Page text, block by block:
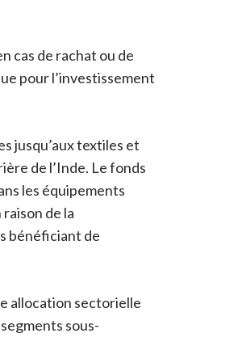
cas de rachat ou de
pour l’investissement
jusqu’aux textiles et
de l’Inde. Le fonds
les équipements
de la
bénéficiant de
allocation sectorielle
sous-